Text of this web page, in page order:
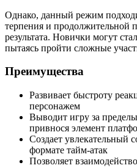
Однако, данный режим
терпения и продолжительной
результата. Новички могут
пытаясь пройти сложные
Преимущества
Развивает быстроту
персонажем
Выводит игру за
привнося элемент
Создает увлекательный
формате тайм-атак
Позволяет